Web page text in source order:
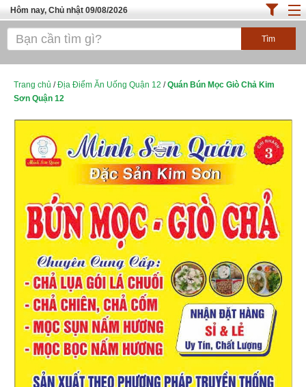
Hôm nay, Chủ nhật 09/08/2026
Trang chủ
Cafe - Kem- Trà Sữa
Thực Phẩm Nông Hải Sản
Top Quán Ăn Sài Gòn
Trang chủ /Địa Điểm Ăn Uống Quận 12 /Quán Bún Mọc Giò Chả Kim
Sơn Quận 12